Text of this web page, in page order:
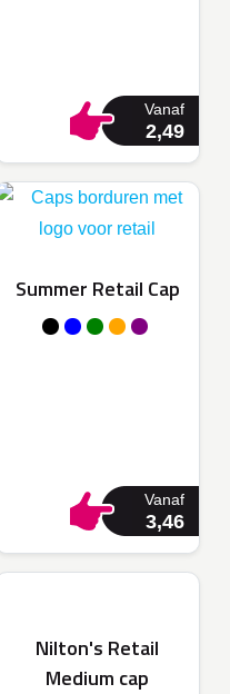
Vanaf
2,49
Summer Retail Cap
Vanaf
3,46
Nilton's Retail
Medium cap